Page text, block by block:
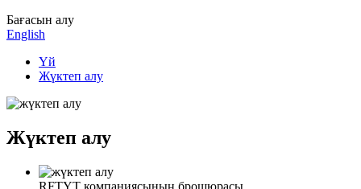
Бағасын алу
English
Үй
Жүктеп алу
Жүктеп алу
RFTYT компаниясының брошюрасы